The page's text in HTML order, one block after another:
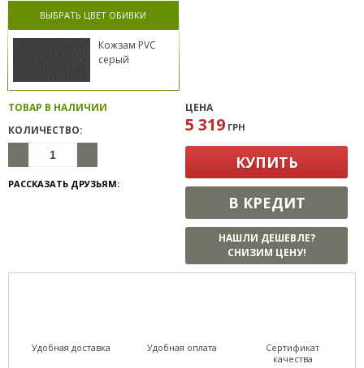
ВЫБРАТЬ ЦВЕТ ОБИВКИ
Кожзам PVC
серый
ТОВАР В НАЛИЧИИ
КОЛИЧЕСТВО:
РАССКАЗАТЬ ДРУЗЬЯМ:
ЦЕНА
5 319 ГРН
КУПИТЬ
В КРЕДИТ
НАШЛИ ДЕШЕВЛЕ?
СНИЗИМ ЦЕНУ!
Удобная доставка Удобная оплата
Сертификат
качества